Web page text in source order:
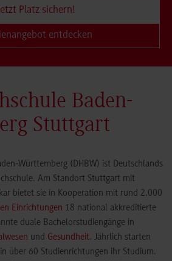
Platz sichern!
entdecken
Baden-
Stuttgart
Württemberg (DHBW) ist Deutschlands
Am Standort Stuttgart mit
bietet sie in Kooperation mit rund 2.000
Einrichtungen 18 national akkreditierte
duale Bachelorstudiengänge in
und Gesundheit. Jährlich starten
über 60 Studienrichtungen ihr Studium.